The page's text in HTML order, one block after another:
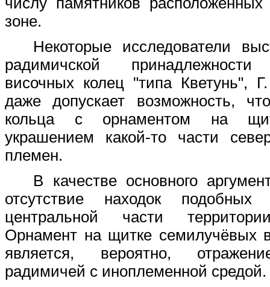
зоне.
Некоторые исследователи
радимичской принадлежности
височных колец "типа Кветунь",
даже допускает возможность,
кольца с орнаментом на
украшением какой-то части
племен.
В качестве основного
отсутствие находок
центральной части
Орнамент на щитке семилучёвых
является, вероятно,
радимичей с иноплеменной средой.